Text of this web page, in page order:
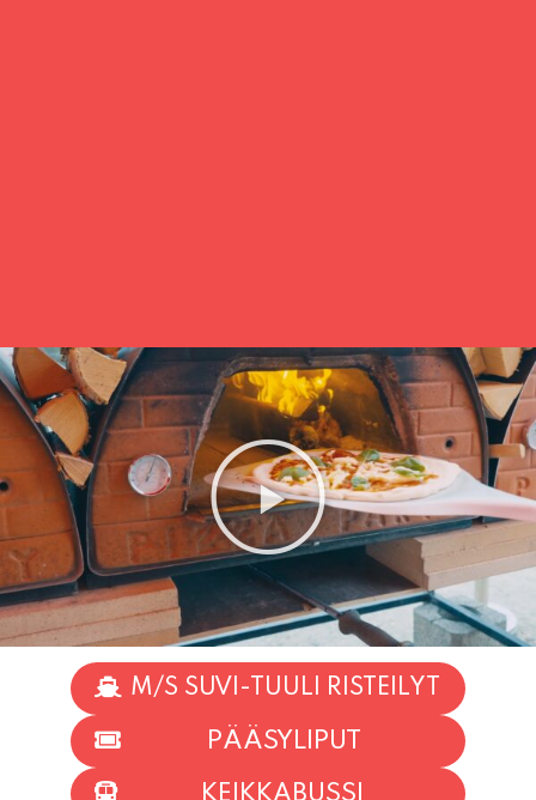
M/S SUVI-TUULI RISTEILYT
PÄÄSYLIPUT
ENNAKKOVARAUS